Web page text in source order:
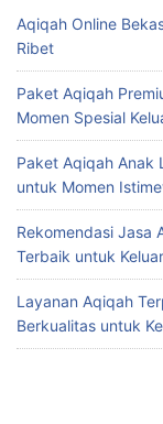
Aqiqah Online
Ribet
Paket Aqiqah
Momen Spesial
Paket Aqiqah Anak
untuk Momen
Rekomendasi Jasa
Terbaik untuk
Layanan Aqiqah
Berkualitas untuk